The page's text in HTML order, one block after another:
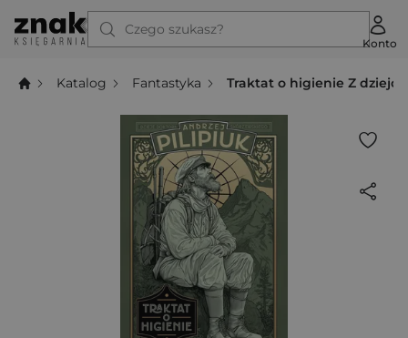
Czego szukasz?
Konto
Katalog Fantastyka Traktat o higienie Z